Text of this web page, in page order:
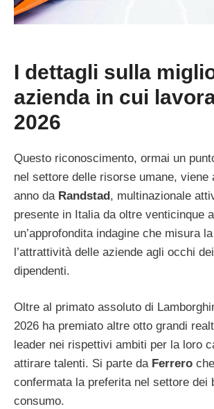
I dettagli sulla
azienda in cui
2026
Questo riconoscimento, ormai un
nel settore delle risorse umane, viene
anno da Randstad, multinazionale
presente in Italia da oltre venticinque
un’approfondita indagine che misura
l’attrattività delle aziende agli occhi
dipendenti.
Oltre al primato assoluto di
2026 ha premiato altre otto grandi
leader nei rispettivi ambiti per la loro
attirare talenti. Si parte da Ferrero
confermata la preferita nel settore dei
consumo.